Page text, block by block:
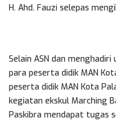
H. Ahd. Fauzi selepas
Selain ASN dan menghadiri
para peserta didik MAN
peserta didik MAN Kota
kegiatan ekskul Marching
Paskibra mendapat tugas